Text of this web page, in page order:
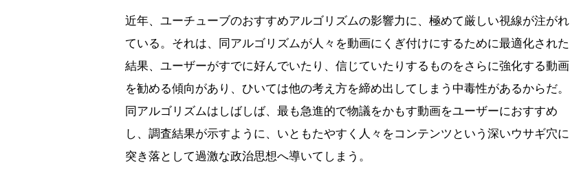
近年、ユーチューブのおすすめアルゴリズムの影響力に、極めて厳しい視線が注がれ
ている。それは、同アルゴリズムが人々を動画にくぎ付けにするために最適化された
結果、ユーザーがすでに好んでいたり、信じていたりするものをさらに強化する動画
を勧める傾向があり、ひいては他の考え方を締め出してしまう中毒性があるからだ。
同アルゴリズムはしばしば、最も急進的で物議をかもす動画をユーザーにおすすめ
し、調査結果が示すように、いともたやすく人々をコンテンツという深いウサギ穴に
突き落として過激な政治思想へ導いてしまう。